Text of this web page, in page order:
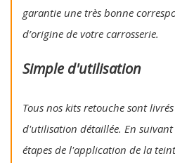
garantie une très bonne
d’origine de votre carrosserie.
Simple d'utilisation
Tous nos kits retouche sont
d'utilisation détaillée. En suivant
étapes de l'application de la